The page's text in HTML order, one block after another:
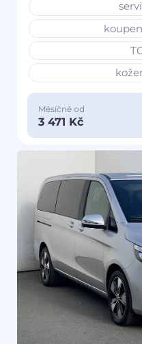
Měsíčně od
3 471 Kč